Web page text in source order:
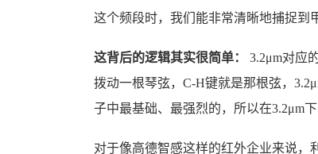
这个频段时，我们能非常清晰地捕捉到
这背后的逻辑其实很简单：
3.2μm对应
拨动一根琴弦，C-H键就是那根弦，
子中最基础、最强烈的，所以在3.2μm
对于像高德智感这样的红外企业来说，